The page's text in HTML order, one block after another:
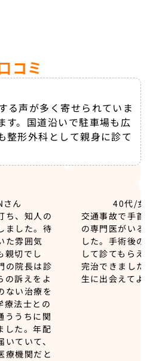
コミ
る声が多く寄せられていま
す。国道沿いで駐車場も広
整形外科として親身に診て
さん
ち、知人の
ました。待
た雰囲気
親切でし
の院長は診
の訴えをよ
ない治療を
療法士との
ううちに関
した。年配
ていて、
療機関だと
40代/女
交通事故で手首
の専門医がいる
した。手術後
して診てもらえ
完治できました
生に出会えてよ